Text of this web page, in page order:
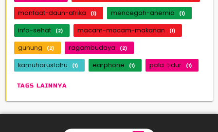
manfaat-daun-afrika (1) mencegah-anemia (1)
info-sehat (2) macam-macam-makanan (1)
gunung (2) ragambudaya (2)
kamuharustahu (1) earphone (1) pola-tidur (1)
TAGS LAINNYA